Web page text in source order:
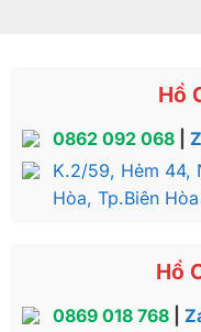
Hồ
0862 092 068|
K.2/59, Hẻm 44,
Hòa, Tp.Biên Hòa
Hồ
0869 018 768|